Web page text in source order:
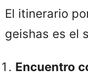
El itinerario
geishas es el
Encuentro